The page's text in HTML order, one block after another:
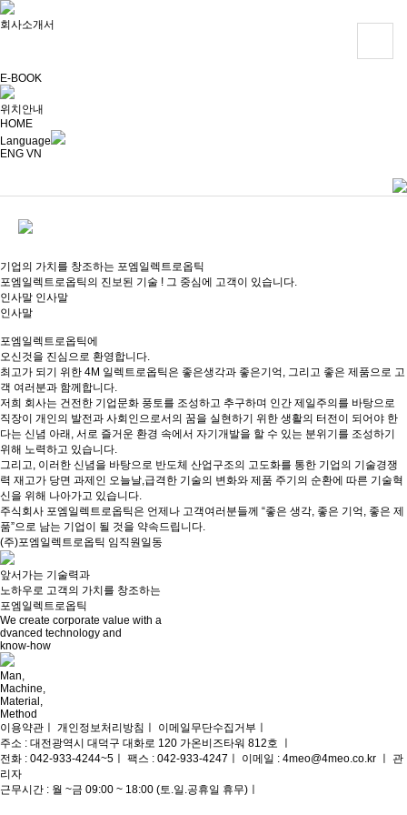
회사소개서
E-BOOK
위치안내
HOME
Language
ENG VN
회
소
개
사
분
야
제
품
개
공
지
사
항
온
라
인
문
의
기업의 가치를 창조하는 포엠일렉트로옵틱
포엠일렉트로옵틱의 진보된 기술 ! 그 중심에 고객이 있습니다.
인사말 인사말
인사말
포엠일렉트로옵틱에
오신것을 진심으로 환영합니다.
최고가 되기 위한 4M 일렉트로옵틱은 좋은생각과 좋은기억, 그리고 좋은 제품으로 고
객 여러분과 함께합니다.
저희 회사는 건전한 기업문화 풍토를 조성하고 추구하며 인간 제일주의를 바탕으로
직장이 개인의 발전과 사회인으로서의 꿈을 실현하기 위한 생활의 터전이 되어야 한
다는 신념 아래, 서로 즐거운 환경 속에서 자기개발을 할 수 있는 분위기를 조성하기
위해 노력하고 있습니다.
그리고, 이러한 신념을 바탕으로 반도체 산업구조의 고도화를 통한 기업의 기술경쟁
력 재고가 당면 과제인 오늘날,급격한 기술의 변화와 제품 주기의 순환에 따른 기술혁
신을 위해 나아가고 있습니다.
주식회사 포엠일렉트로옵틱은 언제나 고객여러분들께 “좋은 생각, 좋은 기억, 좋은 제
품”으로 남는 기업이 될 것을 약속드립니다.
(주)포엠일렉트로옵틱 임직원일동
앞서가는 기술력과
노하우로 고객의 가치를 창조하는
포엠일렉트로옵틱
We create corporate value with a
dvanced technology and
know-how
Man,
Machine,
Material,
Method
이용약관
개인정보처리방침 이메일무단수집거부
주소 : 대전광역시 대덕구 대화로 120 가온비즈타워 812호
전화 : 042-933-4244~5
팩스 : 042-933-4247 이메일 : 4meo@4meo.co.kr
관
리자
근무시간 : 월 ~금 09:00 ~ 18:00 (토.일.공휴일 휴무)